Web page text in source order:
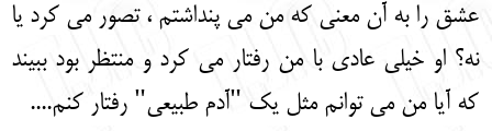
عشق را به آن معنی که من می پنداشتم ، تصور می کرد یا
نه؟ او خیلی عادی با من رفتار می کرد و منتظر بود ببیند
که آیا من می توانم مثل یک "آدم طبیعی" رفتار کنم....